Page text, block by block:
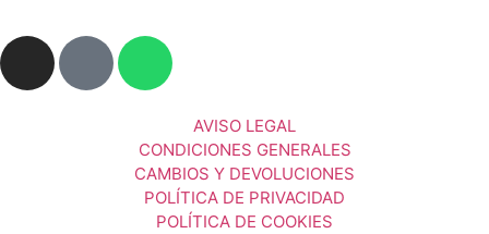
AVISO LEGAL
CONDICIONES GENERALES
CAMBIOS Y DEVOLUCIONES
POLÍTICA DE PRIVACIDAD
POLÍTICA DE COOKIES